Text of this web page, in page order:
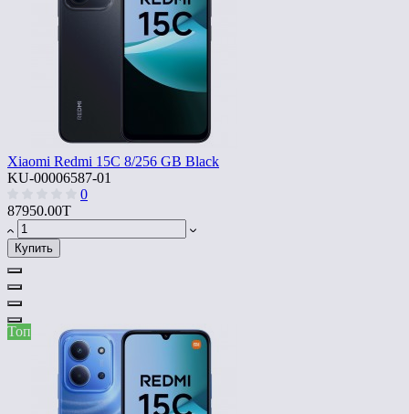
Xiaomi Redmi 15C 8/256 GB Black
KU-00006587-01
0
87950.00T
Купить
Топ